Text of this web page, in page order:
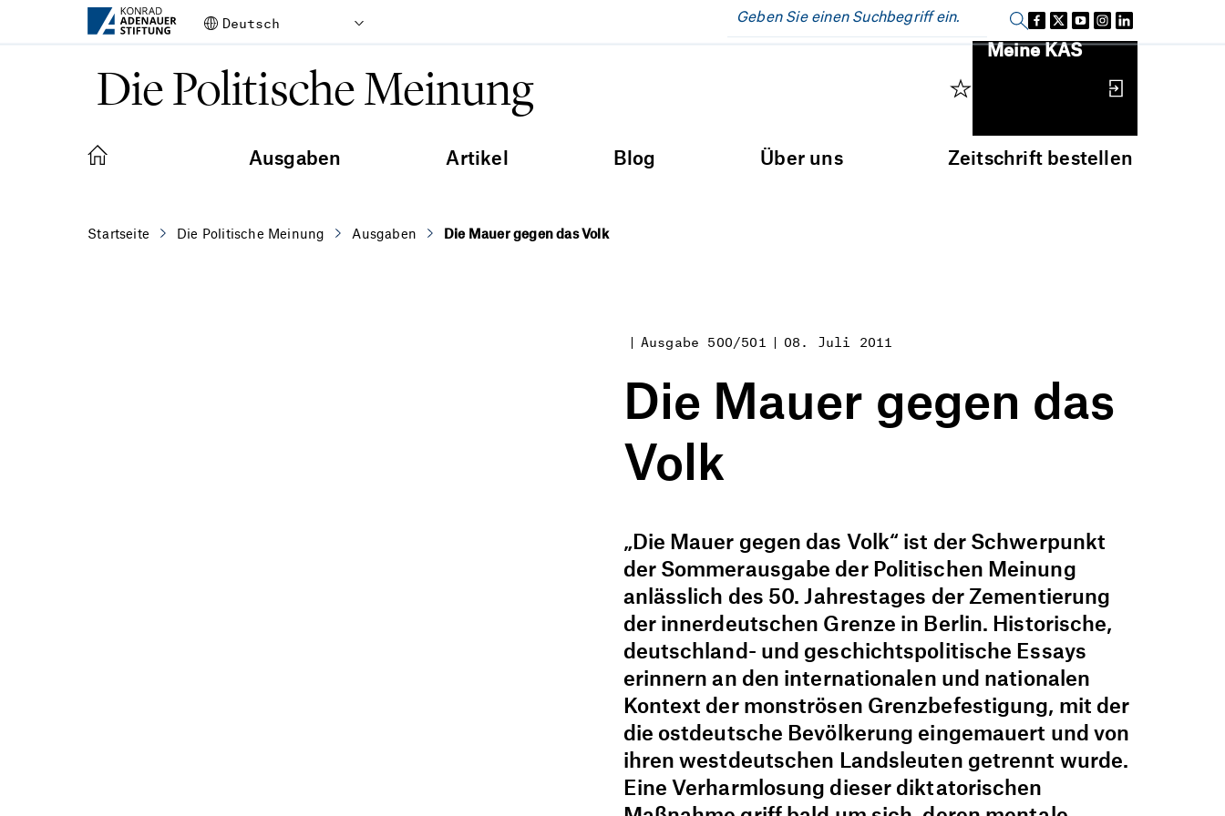
Zum Hauptinhalt springen
Die Politische Meinung
Einloggen
Meine KAS
Ausgaben Artikel Blog Über uns Zeitschrift bestellen
Startseite Die Politische Meinung Ausgaben Die Mauer gegen das Volk
08. Juli 2011
Ausgabe 500/501
Die Mauer gegen das
Volk
„Die Mauer gegen das Volk“ ist der Schwerpunkt
der Sommerausgabe der Politischen Meinung
anlässlich des 50. Jahrestages der Zementierung
der innerdeutschen Grenze in Berlin. Historische,
deutschland- und geschichtspolitische Essays
erinnern an den internationalen und nationalen
Kontext der monströsen Grenzbefestigung, mit der
die ostdeutsche Bevölkerung eingemauert und von
ihren westdeutschen Landsleuten getrennt wurde.
Eine Verharmlosung dieser diktatorischen